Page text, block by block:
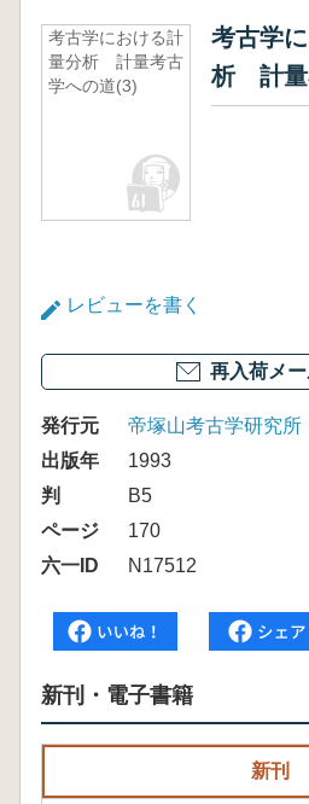
考古学における計
量分析 計量考古
学への道(3)
考古学
析 計量
レビューを書く
再入荷メ
発行元
帝塚山考古学研究所
出版年
1993
判
B5
ページ
170
六一ID
N17512
新刊・電子書籍
新刊